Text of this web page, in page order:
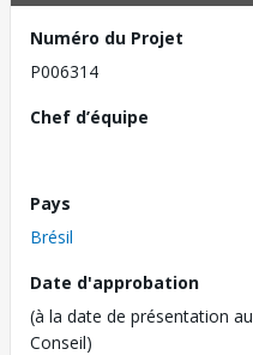
Numéro du Projet
P006314
Chef d’équipe
Pays
Brésil
Date d'approbation
(à la date de présentation au
Conseil)